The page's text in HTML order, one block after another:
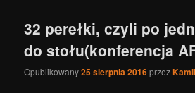
32 perełki, czyli po
do stołu(konferencja
Opublikowany25 sierpnia 2016przez